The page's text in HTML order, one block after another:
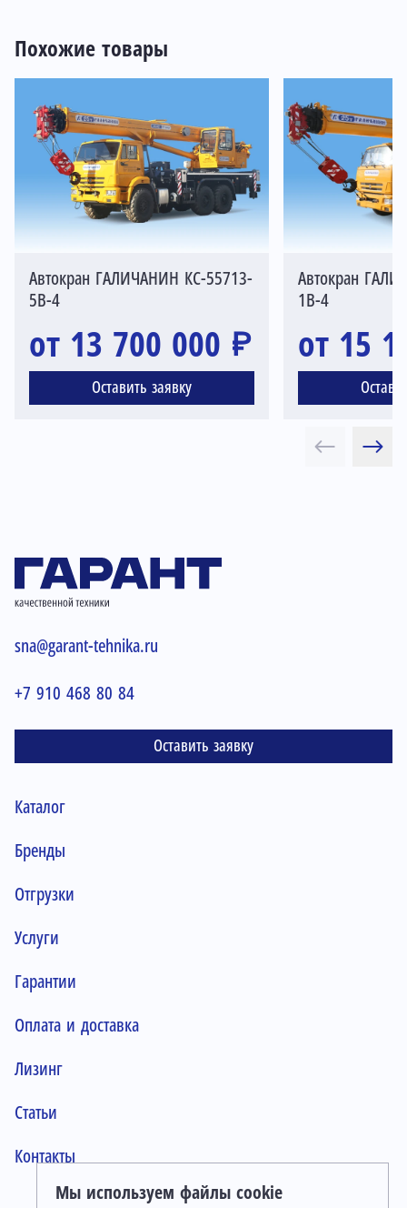
Похожие товары
Автокран ГАЛИЧАНИН КС-55713-
5В-4
от 13 700 000 ₽
Оставить заявку
Автокран
1В-4
от 15
sna@garant-tehnika.ru
+7 910 468 80 84
Оставить заявку
Каталог
Бренды
Отгрузки
Услуги
Гарантии
Оплата и доставка
Лизинг
Статьи
Контакты
Мы используем файлы cookie